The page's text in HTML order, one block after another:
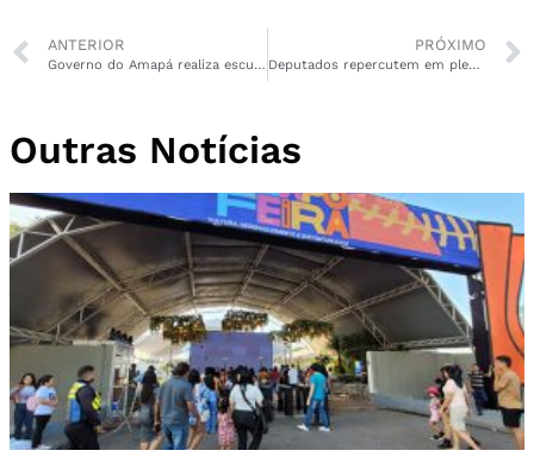
ANTERIOR
Governo do Amapá realiza escuta pública do programa de zoneamento ambiental (ZEE)
PRÓXIMO
Deputados repercutem em plenário mês de combate ao abuso e exploração sexual infantil
Outras Notícias